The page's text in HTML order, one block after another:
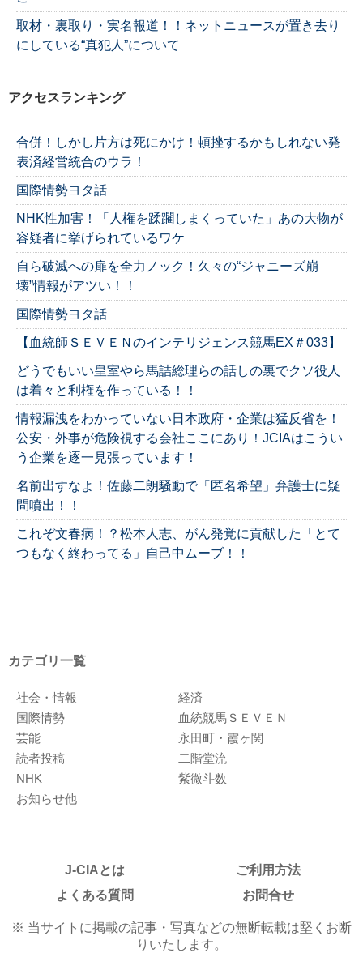
取材・裏取り・実名報道！！ネットニュースが置き去り
にしている“真犯人”について
アクセスランキング
合併！しかし片方は死にかけ！頓挫するかもしれない発
表済経営統合のウラ！
国際情勢ヨタ話
NHK性加害！「人権を蹂躙しまくっていた」あの大物が
容疑者に挙げられているワケ
自ら破滅への扉を全力ノック！久々の“ジャニーズ崩
壊”情報がアツい！！
国際情勢ヨタ話
【血統師ＳＥＶＥＮのインテリジェンス競馬EX＃033】
どうでもいい皇室やら馬詰総理らの話しの裏でクソ役人
は着々と利権を作っている！！
情報漏洩をわかっていない日本政府・企業は猛反省を！
公安・外事が危険視する会社ここにあり！JCIAはこうい
う企業を逐一見張っています！
名前出すなよ！佐藤二朗騒動で「匿名希望」弁護士に疑
問噴出！！
これぞ文春病！？松本人志、がん発覚に貢献した「とて
つもなく終わってる」自己中ムーブ！！
カテゴリ一覧
社会・情報
経済
国際情勢
血統競馬ＳＥＶＥＮ
芸能
永田町・霞ヶ関
読者投稿
二階堂流
NHK
紫微斗数
お知らせ他
J-CIAとは
ご利用方法
よくある質問
お問合せ
※ 当サイトに掲載の記事・写真などの無断転載は堅くお断
りいたします。